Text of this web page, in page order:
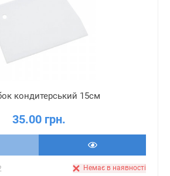
кондитерський 15см
35.00 грн.
Немає в наявності